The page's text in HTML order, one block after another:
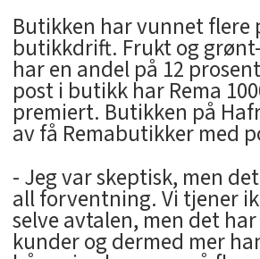
Butikken har vunnet flere
butikkdrift. Frukt og
har en andel på 12
post i butikk har Rema
premiert. Butikken på
av få Remabutikker med
- Jeg var skeptisk, men
all forventning. Vi tjener
selve avtalen, men det
kunder og dermed mer